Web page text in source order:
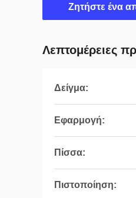
Ζητήστε ένα
Λεπτομέρειες
Δείγμα:
Εφαρμογή:
Πίσσα:
Πιστοποίηση: